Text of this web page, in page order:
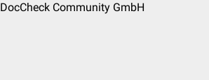
DocCheck Community GmbH